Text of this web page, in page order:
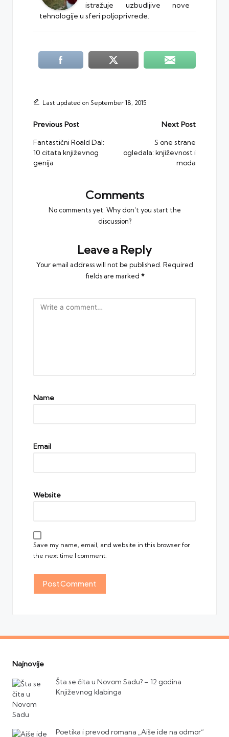
istražuje uzbudljive nove
tehnologije u sferi poljoprivrede.
Last updated on September 18, 2015
Post
navigation
Previous Post
Fantastični Roald Dal:
10 citata književnog
genija
Next Post
S one strane
ogledala: književnost i
moda
Comments
No comments yet. Why don’t you start the
discussion?
Leave a Reply
Your email address will not be published. Required
fields are marked *
Name
Email
Website
Save my name, email, and website in this browser for
the next time I comment.
Najnovije
Šta se čita u Novom Sadu? – 12 godina
Književnog klabinga
Poetika i prevod romana „Aiše ide na odmor“